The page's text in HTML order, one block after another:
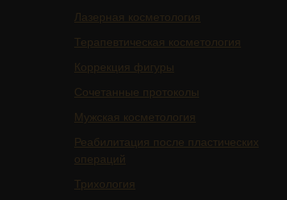
Лазерная косметология
Терапевтическая косметология
Коррекция фигуры
Сочетанные протоколы
Мужская косметология
Реабилитация после пластических
операций
Трихология